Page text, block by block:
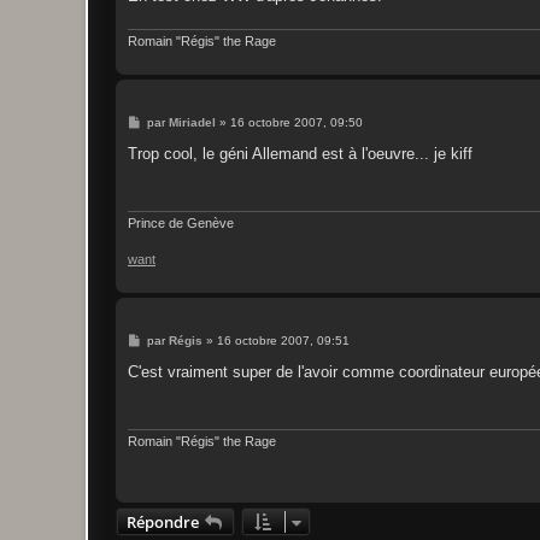
Romain "Régis" the Rage
M
s
parMiriadel » 16 octobre 2007, 09:50
Trop cool, le géni Allemand est à l'oeuvre... je kiff
Prince de Genève
want
M
s
parRégis » 16 octobre 2007, 09:51
C'est vraiment super de l'avoir comme coordinateur
Romain "Régis" the Rage
Répondre